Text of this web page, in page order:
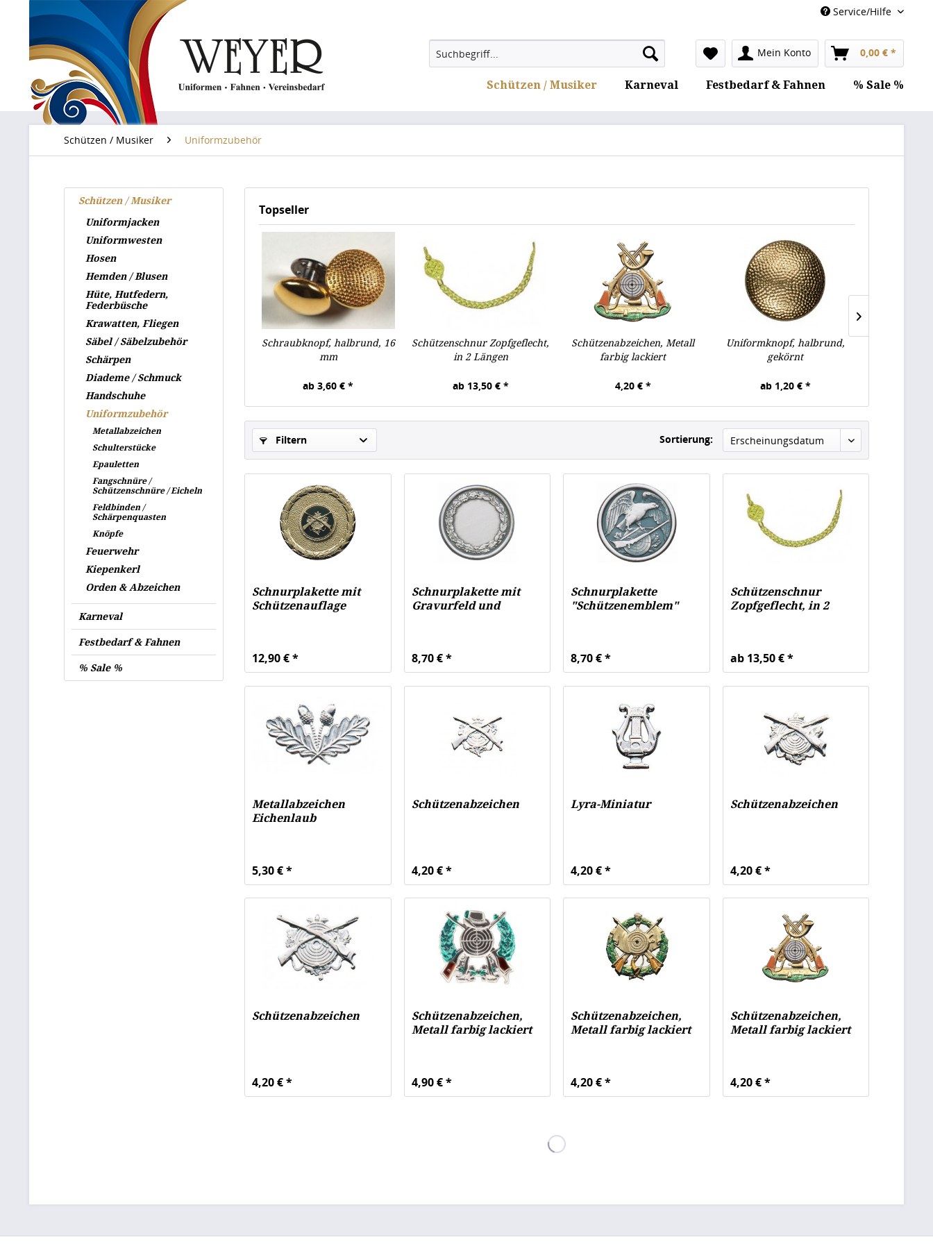
Service/Hilfe
Mein Konto 0,00 € *
Schützen / Musiker Karneval Festbedarf & Fahnen % Sale %
Schützen / Musiker Uniformzubehör
Schützen / Musiker
Uniformjacken
Uniformwesten
Hosen
Hemden / Blusen
Hüte, Hutfedern,
Federbüsche
Krawatten, Fliegen
Säbel / Säbelzubehör
Schärpen
Diademe / Schmuck
Handschuhe
Uniformzubehör
Metallabzeichen
Schulterstücke
Epauletten
Fangschnüre /
Schützenschnüre / Eicheln
Feldbinden /
Schärpenquasten
Knöpfe
Feuerwehr
Kiepenkerl
Orden & Abzeichen
Karneval
Festbedarf & Fahnen
% Sale %
Topseller
Schraubknopf, halbrund, 16
mm
ab 3,60 € *
Schützenschnur Zopfgeflecht,
in 2 Längen
ab 13,50 € *
Schützenabzeichen, Metall
farbig lackiert
4,20 € *
Uniformknopf, halbrund,
gekörnt
ab 1,20 € *
Filtern Sortierung:
Schnurplakette mit
Schützenauflage
12,90 € *
Schnurplakette mit
Gravurfeld und
8,70 € *
Schnurplakette
"Schützenemblem"
8,70 € *
Schützenschnur
Zopfgeflecht, in 2
ab 13,50 € *
Metallabzeichen
Eichenlaub
5,30 € *
Schützenabzeichen
4,20 € *
Lyra-Miniatur
4,20 € *
Schützenabzeichen
4,20 € *
Schützenabzeichen
4,20 € *
Schützenabzeichen,
Metall farbig lackiert
4,90 € *
Schützenabzeichen,
Metall farbig lackiert
4,20 € *
Schützenabzeichen,
Metall farbig lackiert
4,20 € *